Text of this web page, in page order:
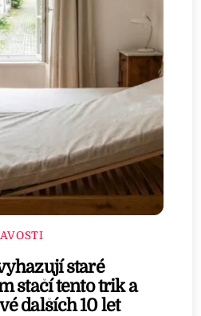
staré
stačí tento trik a
dalších 10 let